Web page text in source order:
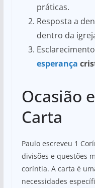
práticas.
Resposta a
dentro da
esperança
Ocasião
Carta
Paulo escreveu 1
divisões e questões
coríntia. A carta é
necessidades